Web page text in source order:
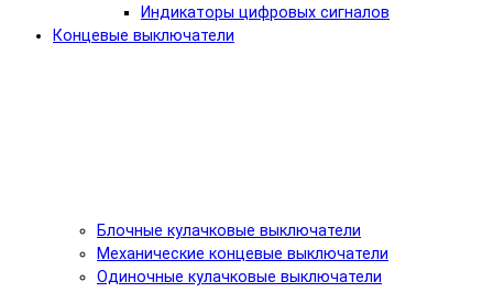
Индикаторы цифровых сигналов
Концевые выключатели
Блочные кулачковые выключатели
Механические концевые выключатели
Одиночные кулачковые выключатели